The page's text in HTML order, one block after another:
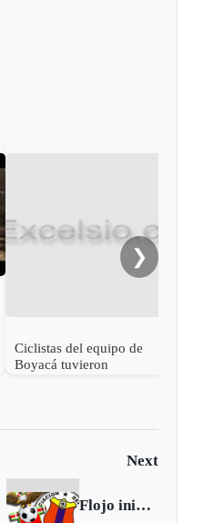
Ciclistas del equipo de
Boyacá tuvieron
❯
Next
Flojo inicio de Patriotas